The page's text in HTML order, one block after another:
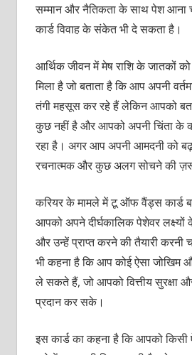
सम्‍मान और नैतिकता के साथ पेश आना
कार्ड विवाह के संकेत भी दे सकता है।
आर्थिक जीवन में मेष राशि के जातकों
मिला है जो बताता है कि आप अपनी
तंगी महसूस कर रहे हैं लेकिन आपको
कुछ नहीं है और आपको अपनी चिंता के
रहा है। अगर आप अपनी आमदनी को
रचनात्‍मक और कुछ अलग सोचने की
करियर के मामले में टू ऑफ वैंड्स कार्ड
आपको अपने दीर्घकालिक पेशेवर लक्ष्‍यों
और उन्‍हें प्राप्‍त करने की तैयारी करनी
भी कहना है कि आप कोई ऐसा जोखिम
ले सकते हैं, जो आपको वित्तीय सुरक्षा
प्रदान कर सके।
इस कार्ड का कहना है कि आपको किसी